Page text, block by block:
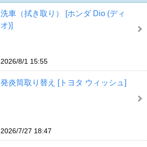
洗車（拭き取り） [ホンダ Dio (ディ
オ)]
2026/8/1 15:55
発炎筒取り替え [トヨタ ウィッシュ]
2026/7/27 18:47